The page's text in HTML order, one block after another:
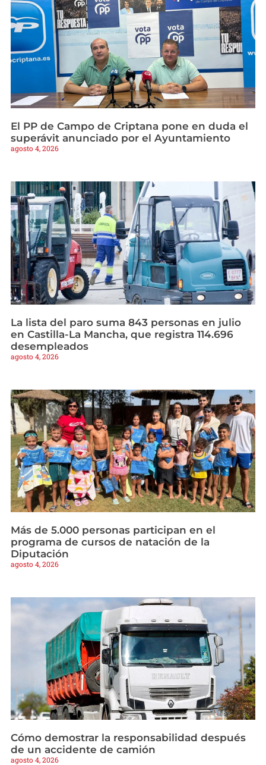
El PP de Campo de Criptana pone en duda el
superávit anunciado por el Ayuntamiento
agosto 4, 2026
La lista del paro suma 843 personas en julio
en Castilla-La Mancha, que registra 114.696
desempleados
agosto 4, 2026
Más de 5.000 personas participan en el
programa de cursos de natación de la
Diputación
agosto 4, 2026
Cómo demostrar la responsabilidad después
de un accidente de camión
agosto 4, 2026